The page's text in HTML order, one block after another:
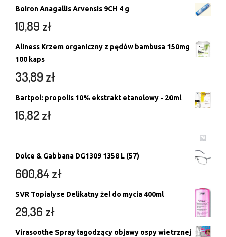
Boiron Anagallis Arvensis 9CH 4 g
10,89 zł
Aliness Krzem organiczny z pędów bambusa 150mg
100 kaps
33,89 zł
Bartpol: propolis 10% ekstrakt etanolowy - 20ml
16,82zł
Dolce & Gabbana DG1309 1358 L (57)
600,84zł
SVR Topialyse Delikatny żel do mycia 400ml
29,36 zł
Virasoothe Spray łagodzący objawy ospy wietrznej